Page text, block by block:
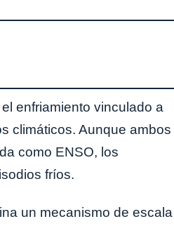
enfriamiento vinculado a
climáticos. Aunque ambos
como ENSO, los
fríos.
un mecanismo de escala